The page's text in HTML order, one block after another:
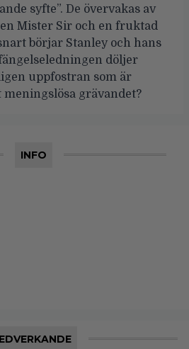
syfte”. De övervakas av
Mister Sir och en fruktad
börjar Stanley och hans
döljer
uppfostran som är
grävandet?
INFO